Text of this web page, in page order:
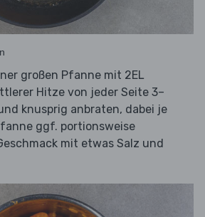
großen Pfanne mit 2EL
Hitze von jeder Seite 3–
knusprig anbraten, dabei je
ggf. portionsweise
mit etwas Salz und